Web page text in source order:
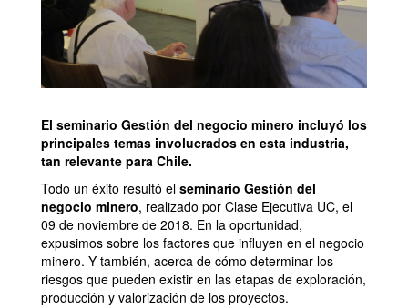
El seminario Gestión del negocio minero incluyó los
principales temas involucrados en esta industria,
tan relevante para Chile.
Todo un éxito resultó el seminario Gestión del
negocio minero, realizado por Clase Ejecutiva UC, el
09 de noviembre de 2018. En la oportunidad,
expusimos sobre los factores que influyen en el negocio
minero. Y también, acerca de cómo determinar los
riesgos que pueden existir en las etapas de exploración,
producción y valorización de los proyectos.